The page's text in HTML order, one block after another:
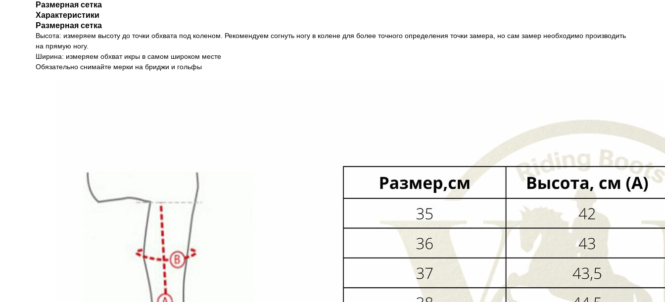
Размерная сетка
Характеристики
Размерная сетка
Высота: измеряем высоту до точки обхвата под коленом. Рекомендуем согнуть ногу в колене для более точного определения точки замера, но сам замер необходимо производить
на прямую ногу.
Ширина: измеряем обхват икры в самом широком месте
Обязательно снимайте мерки на бриджи и гольфы